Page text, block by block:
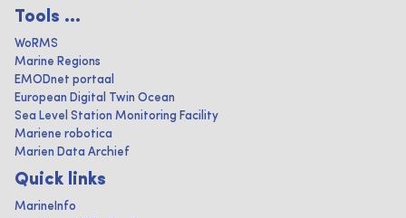
Tools ...
WoRMS
Marine Regions
EMODnet portaal
European Digital Twin Ocean
Sea Level Station Monitoring Facility
Mariene robotica
Marien Data Archief
Quick links
MarineInfo